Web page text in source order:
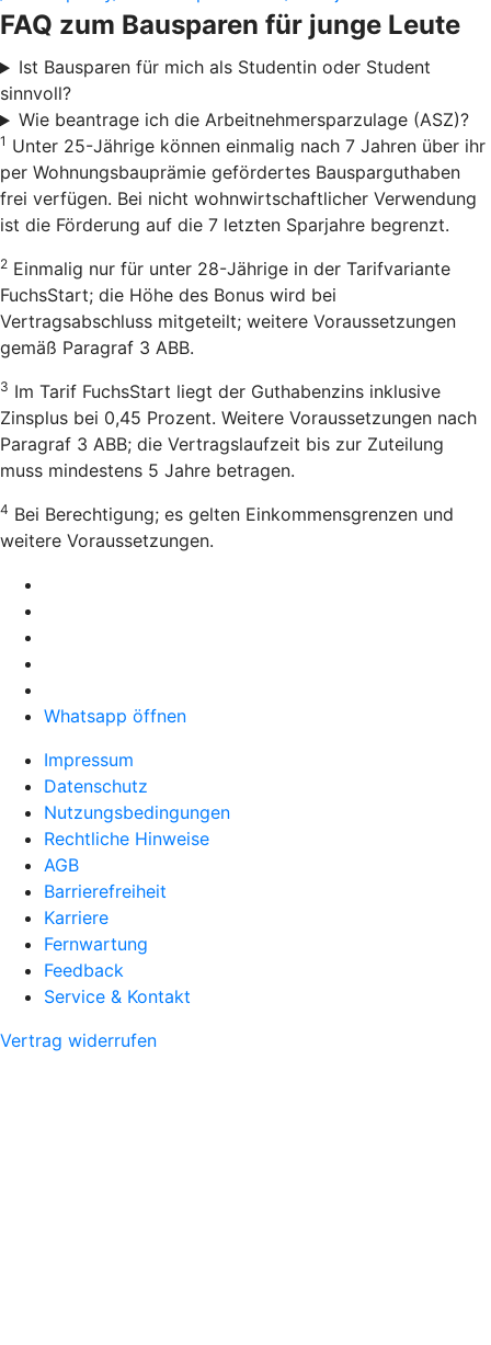
FAQ zum Bausparen für junge Leute
Ist Bausparen für mich als Studentin oder Student
sinnvoll?
Wie beantrage ich die Arbeitnehmersparzulage (ASZ)?
1 Unter 25-Jährige können einmalig nach 7 Jahren über ihr
per Wohnungsbauprämie gefördertes Bausparguthaben
frei verfügen. Bei nicht wohnwirtschaftlicher Verwendung
ist die Förderung auf die 7 letzten Sparjahre begrenzt.
2 Einmalig nur für unter 28-Jährige in der Tarifvariante
FuchsStart; die Höhe des Bonus wird bei
Vertragsabschluss mitgeteilt; weitere Voraussetzungen
gemäß Paragraf 3 ABB.
3 Im Tarif FuchsStart liegt der Guthabenzins inklusive
Zinsplus bei 0,45 Prozent. Weitere Voraussetzungen nach
Paragraf 3 ABB; die Vertragslaufzeit bis zur Zuteilung
muss mindestens 5 Jahre betragen.
4 Bei Berechtigung; es gelten Einkommensgrenzen und
weitere Voraussetzungen.
Whatsapp öffnen
Impressum
Datenschutz
Nutzungsbedingungen
Rechtliche Hinweise
AGB
Barrierefreiheit
Karriere
Fernwartung
Feedback
Service & Kontakt
Vertrag widerrufen